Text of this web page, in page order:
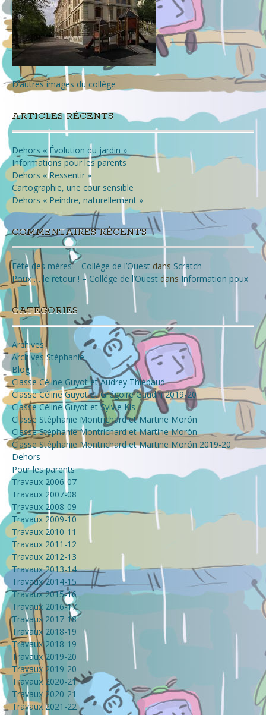
D’autres images du collège
ARTICLES RÉCENTS
Dehors « Évolution du jardin »
Informations pour les parents
Dehors « Ressentir »
Cartographie, une cour sensible
Dehors « Peindre, naturellement »
COMMENTAIRES RÉCENTS
Fête des mères – Collége de l’Ouest dans Scratch
Poux … le retour ! – Collége de l’Ouest dans Information poux
CATÉGORIES
Archives
Archives Stéphanie
Blog
Classe Céline Guyot et Audrey Thiébaud
Classe Céline Guyot et Grégoire Gaudin 2019-20
Classe Céline Guyot et Sylvie Kis
Classe Stéphanie Montrichard et Martine Morón
Classe Stéphanie Montrichard et Martine Morón
Classe Stéphanie Montrichard et Martine Morón 2019-20
Dehors
Pour les parents
Travaux 2006-07
Travaux 2007-08
Travaux 2008-09
Travaux 2009-10
Travaux 2010-11
Travaux 2011-12
Travaux 2012-13
Travaux 2013-14
Travaux 2014-15
Travaux 2015-16
Travaux 2016-17
Travaux 2017-18
Travaux 2018-19
Travaux 2018-19
Travaux 2019-20
Travaux 2019-20
Travaux 2020-21
Travaux 2020-21
Travaux 2021-22